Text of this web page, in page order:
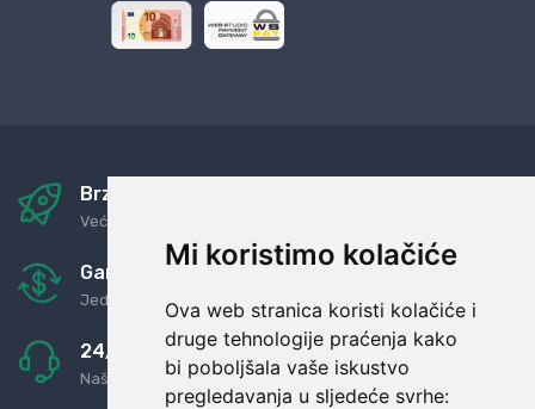
Mi koristimo kolačiće
Ova web stranica koristi kolačiće i
druge tehnologije praćenja kako
bi poboljšala vaše iskustvo
pregledavanja u sljedeće svrhe:
Brza i sigurna dostava
Već za nekoliko dana kod vas
Garancija u povrat novaca
Jednostavno pravilo: Roba za novac
24/7 odlična podrška
Naši agenti uvijek na raspolaganju